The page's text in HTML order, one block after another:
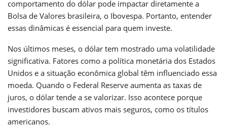
comportamento do dólar pode impactar diretamente a
Bolsa de Valores brasileira, o Ibovespa. Portanto, entender
essas dinâmicas é essencial para quem investe.
Nos últimos meses, o dólar tem mostrado uma volatilidade
significativa. Fatores como a política monetária dos Estados
Unidos e a situação econômica global têm influenciado essa
moeda. Quando o Federal Reserve aumenta as taxas de
juros, o dólar tende a se valorizar. Isso acontece porque
investidores buscam ativos mais seguros, como os títulos
americanos.